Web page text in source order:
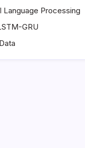
Language Processing
GRU